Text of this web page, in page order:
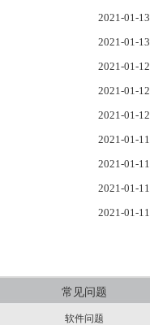
2021-01-13
2021-01-13
2021-01-12
2021-01-12
2021-01-12
2021-01-11
2021-01-11
2021-01-11
2021-01-11
常见问题
软件问题